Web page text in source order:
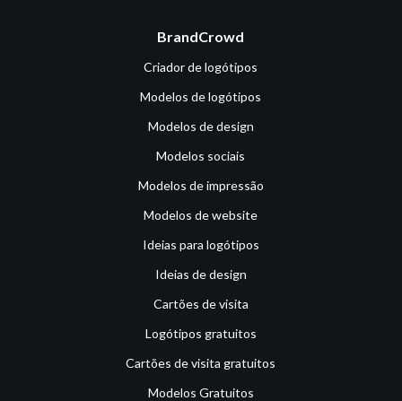
BrandCrowd
Criador de logótipos
Modelos de logótipos
Modelos de design
Modelos sociais
Modelos de impressão
Modelos de website
Ideias para logótipos
Ideias de design
Cartões de visita
Logótipos gratuitos
Cartões de visita gratuitos
Modelos Gratuitos